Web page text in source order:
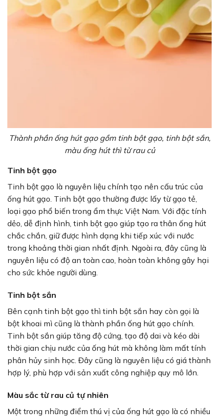
Thành phần ống hút gạo gồm tinh bột gạo, tinh bột sắn,
màu ống hút thì từ rau củ
Tinh bột gạo
Tinh bột gạo là nguyên liệu chính tạo nên cấu trúc của
ống hút gạo. Tinh bột gạo thường được lấy từ gạo tẻ,
loại gạo phổ biến trong ẩm thực Việt Nam. Với đặc tính
dẻo, dễ định hình, tinh bột gạo giúp tạo ra thân ống hút
chắc chắn, giữ được hình dạng khi tiếp xúc với nước
trong khoảng thời gian nhất định. Ngoài ra, đây cũng là
nguyên liệu có độ an toàn cao, hoàn toàn không gây hại
cho sức khỏe người dùng.
Tinh bột sắn
Bên cạnh tinh bột gạo thì tinh bột sắn hay còn gọi là
bột khoai mì cũng là thành phần ống hút gạo chính.
Tinh bột sắn giúp tăng độ cứng, tạo độ dai và kéo dài
thời gian chịu nước của ống hút mà không làm mất tính
phân hủy sinh học. Đây cũng là nguyên liệu có giá thành
hợp lý, phù hợp với sản xuất công nghiệp quy mô lớn.
Màu sắc từ rau củ tự nhiên
Một trong những điểm thú vị của ống hút gạo là có nhiều